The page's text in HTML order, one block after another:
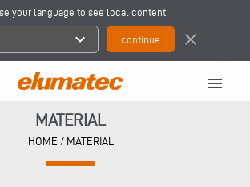
your language to see local content
expand_more close
menu
MATERIAL
HOME / MATERIAL